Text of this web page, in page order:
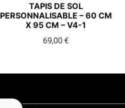
TAPIS DE SOL
PERSONNALISABLE – 60 CM
X 95 CM – V4-1
69,00 €